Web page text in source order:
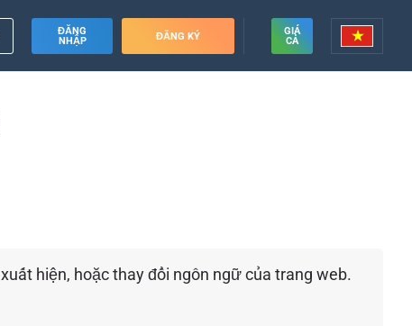
ĐĂNG
NHẬP
ĐĂNG KÝ
GIÁ
CẢ